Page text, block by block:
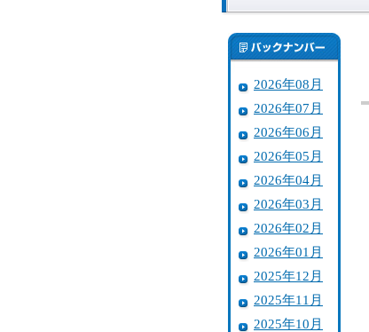
2026年08月
2026年07月
2026年06月
2026年05月
2026年04月
2026年03月
2026年02月
2026年01月
2025年12月
2025年11月
2025年10月